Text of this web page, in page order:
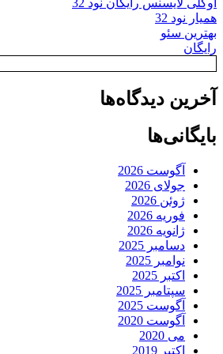
همیار نود 32
بهترین سئو
رایگان
آخرین دیدگاه‌ها
بایگانی‌ها
آگوست 2026
جولای 2026
ژوئن 2026
فوریه 2026
ژانویه 2026
دسامبر 2025
نوامبر 2025
اکتبر 2025
سپتامبر 2025
آگوست 2025
آگوست 2020
می 2020
اکتبر 2019